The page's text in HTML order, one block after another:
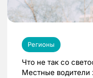
Регионы
Что не так со
Местные водители